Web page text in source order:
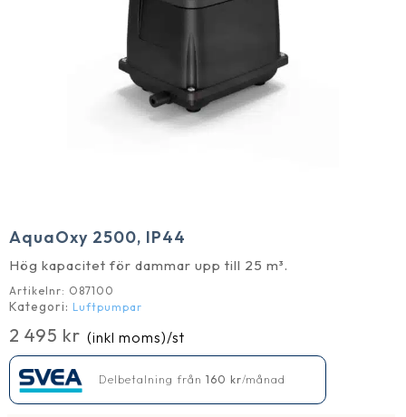
AquaOxy 2500, IP44
Hög kapacitet för dammar upp till 25 m³.
Artikelnr: O87100
Kategori: Luftpumpar
2 495 kr (inkl moms)/st
Delbetalning från 160 kr/månad